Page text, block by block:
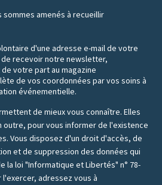
sommes amenés à recueillir
d'une adresse e-mail de votre
recevoir notre newsletter,
votre part au magazine
de vos coordonnées par vos soins à
événementielle.
de mieux vous connaître. Elles
pour vous informer de l'existence
Vous disposez d'un droit d'accès, de
et de suppression des données qui
la loi "Informatique et Libertés" n° 78-
l'exercer, adressez vous à